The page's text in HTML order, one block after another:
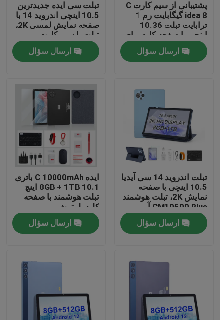
خانه
نمایش VR
دربارهی ما
کارخانه تور
کنترل کیفیت
درخواست نقل قول
پشتیبانی از سیم کارت C
idea 8 گیگابایت رم 1
ترابایت تبلت 10.36
اینچی با صفحه کلید برای
دانش آموزان CM10016
PLUS
ارسال سؤال
تبلت سی ایده جدیدترین
10.5 اینچی اندروید 14 با
صفحه نمایش لمسی 2K،
تبلت با سیم کارت
CM10500 Plus سبز
ارسال سؤال
تبلت اندروید 14 سی آیدیا
10.5 اینچی با صفحه
نمایش 2K، تبلت هوشمند
CM10500 Plus آبی
ارسال سؤال
ایده C 10000mAh باتری
8GB + 1TB 10.1 اینچ
تبلت هوشمند با صفحه
کلید بلوتوث
CM8800pLUS
ارسال سؤال